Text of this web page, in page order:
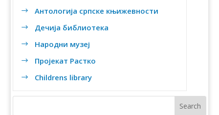
$ Антологија српске књижевности
$ Дечија библиотека
$ Народни музеј
$ Пројекат Растко
$ Childrens library